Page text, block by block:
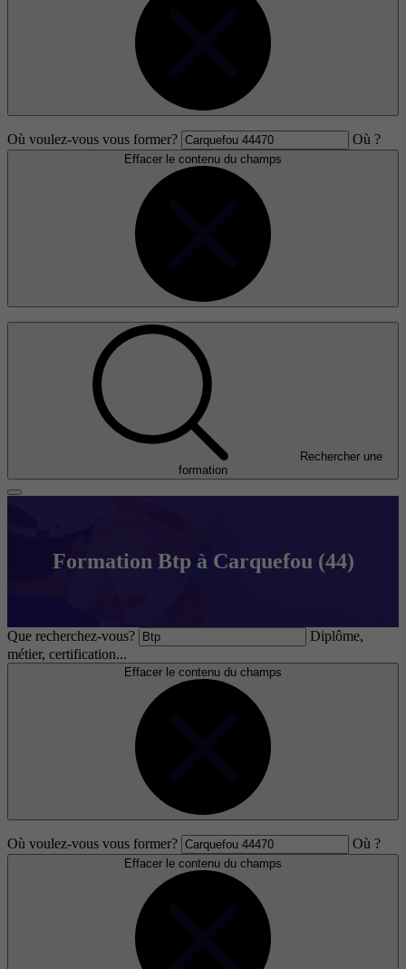
Où voulez-vous vous former? Où ?
Effacer le contenu du champs
Rechercher une
formation
Formation Btp à Carquefou (44)
Que recherchez-vous?
Diplôme,
métier, certification...
Effacer le contenu du champs
Où voulez-vous vous former? Où ?
Effacer le contenu du champs